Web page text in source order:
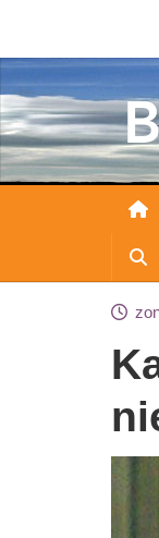
naar
de
inhoud
gaan
Kabinet wil scherpere financiële keuzes in